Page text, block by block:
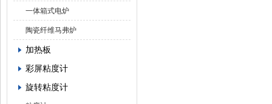
一体箱式电炉
陶瓷纤维马弗炉
加热板
彩屏粘度计
旋转粘度计